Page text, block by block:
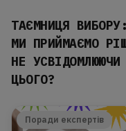
ТАЄМНИЦЯ
МИ ПРИЙМАЄМО
НЕ УСВІДОМЛЮЮЧИ
ЦЬОГО?
Поради експертів